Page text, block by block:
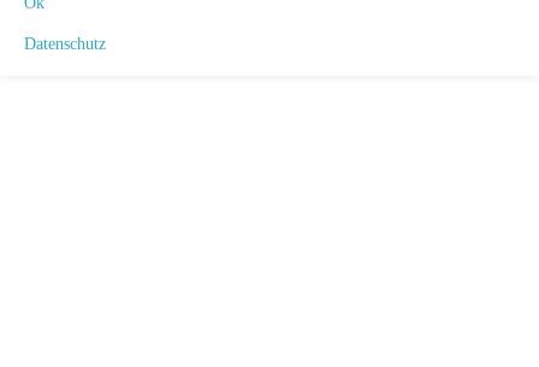
Datenschutz